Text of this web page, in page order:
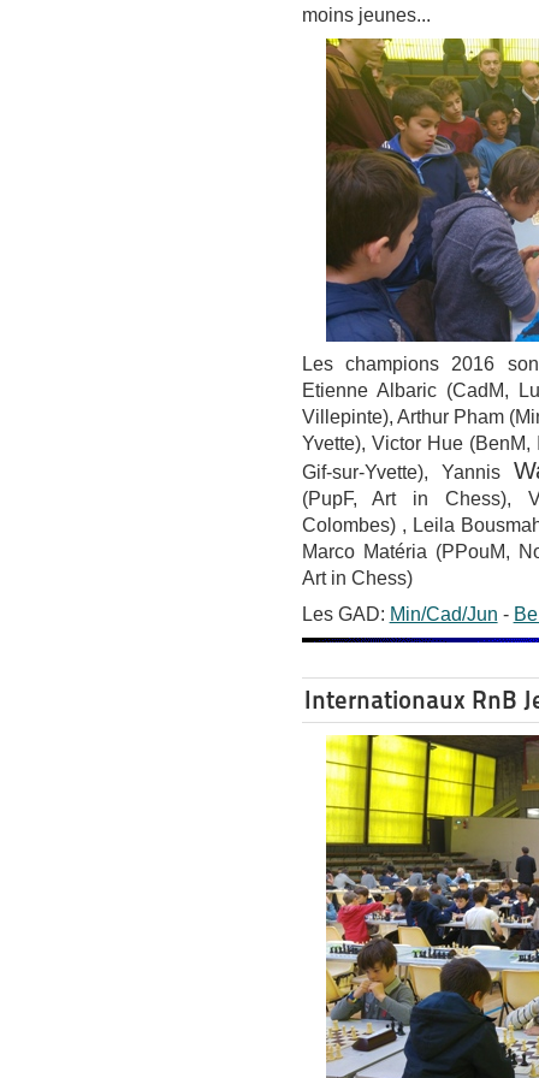
moins jeunes...
Les champions 2016
Etienne Albaric (CadM,
Villepinte), Arthur Pham
Yvette), Victor Hue
Gif-sur-Yvette), Yannis
(PupF, Art in Chess),
Colombes) , Leila
Marco Matéria (PPouM,
Art in Chess)
Les GAD: Min/Cad/Jun -
Internationaux RnB